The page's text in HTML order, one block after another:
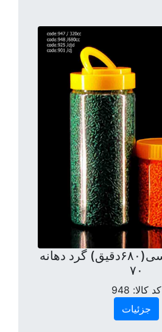
جار ۷۰۰ سی سی(۶۸۰دقیق) گرد دهانه
۷۰
کد کالا: 948
جزئیات